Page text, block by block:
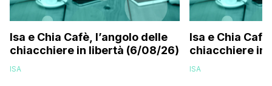
Isa e Chia Cafè, l’angolo delle
chiacchiere in libertà (6/08/26)
ISA
Isa e Chia
chiacchiere in
ISA